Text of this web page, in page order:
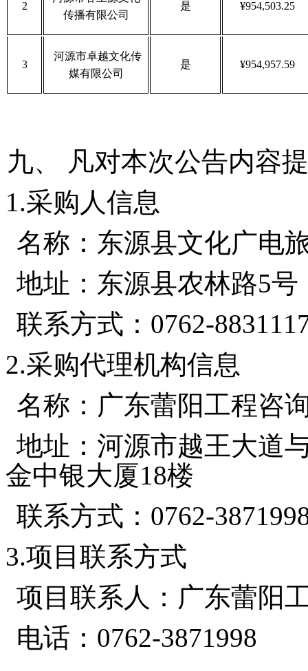
2
传播有限公司
是 ¥954,503.25
3
河源市卓越文化传
媒有限公司
是 ¥954,957.59
九、
凡对本次公告内容
1.采购人信息
名称： 东源县文化广电
地址： 东源县农林路5号
联系方式： 0762-
2.采购代理机构信息
名称：广东蕾阳工程咨
地址：河源市越王大道
金中银大厦18楼
联系方式： 0762-
3.项目联系方式
项目联系人：广东蕾阳
电话： 0762-3871998